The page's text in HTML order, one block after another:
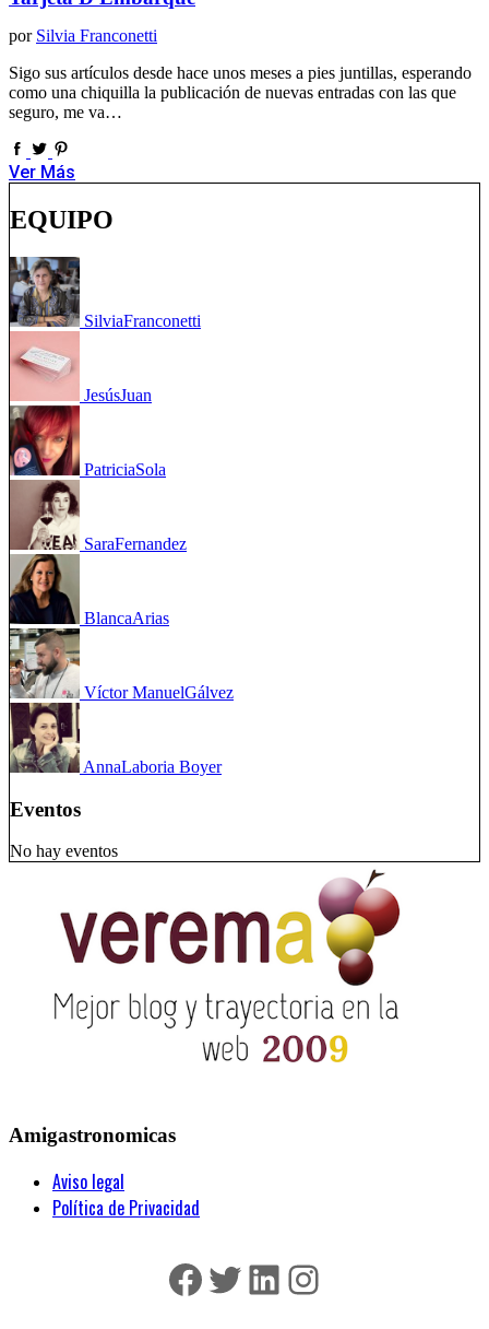
por Silvia Franconetti
Sigo sus artículos desde hace unos meses a pies juntillas, esperando
como una chiquilla la publicación de nuevas entradas con las que
seguro, me va…
Ver Más
EQUIPO
SilviaFranconetti
JesúsJuan
PatriciaSola
SaraFernandez
BlancaArias
Víctor ManuelGálvez
AnnaLaboria Boyer
Eventos
No hay eventos
Amigastronomicas
Aviso legal
Política de Privacidad
Facebook
Twitter
LinkedIn
Instagram